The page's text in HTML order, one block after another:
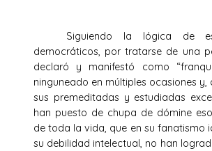
Siguiendo la lógica de
democráticos, por tratarse de una
declaró y manifestó como
ninguneado en múltiples ocasiones
sus premeditadas y estudiadas
han puesto de chupa de dómine
de toda la vida, que en su fanatismo
su debilidad intelectual, no han